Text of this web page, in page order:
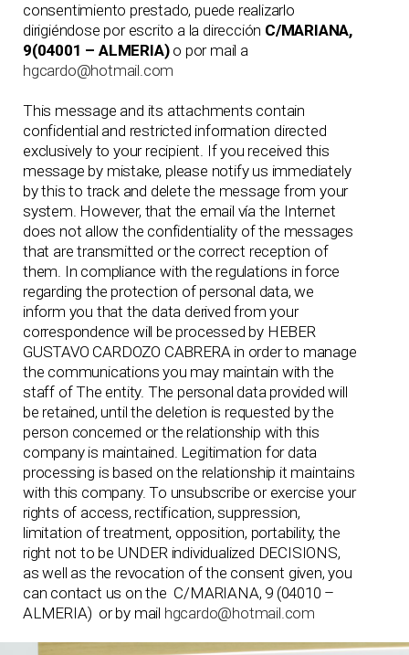
consentimiento prestado, puede realizarlo
dirigiéndose por escrito a la dirección C/MARIANA,
9(04001 – ALMERIA) o por mail a
hgcardo@hotmail.com
This message and its attachments contain
confidential and restricted information directed
exclusively to your recipient. If you received this
message by mistake, please notify us immediately
by this to track and delete the message from your
system. However, that the email vía the Internet
does not allow the confidentiality of the messages
that are transmitted or the correct reception of
them. In compliance with the regulations in force
regarding the protection of personal data, we
inform you that the data derived from your
correspondence will be processed by HEBER
GUSTAVO CARDOZO CABRERA in order to manage
the communications you may maintain with the
staff of The entity. The personal data provided will
be retained, until the deletion is requested by the
person concerned or the relationship with this
company is maintained. Legitimation for data
processing is based on the relationship it maintains
with this company. To unsubscribe or exercise your
rights of access, rectification, suppression,
limitation of treatment, opposition, portability, the
right not to be UNDER individualized DECISIONS,
as well as the revocation of the consent given, you
can contact us on the C/MARIANA, 9 (04010 –
ALMERIA) or by mail hgcardo@hotmail.com